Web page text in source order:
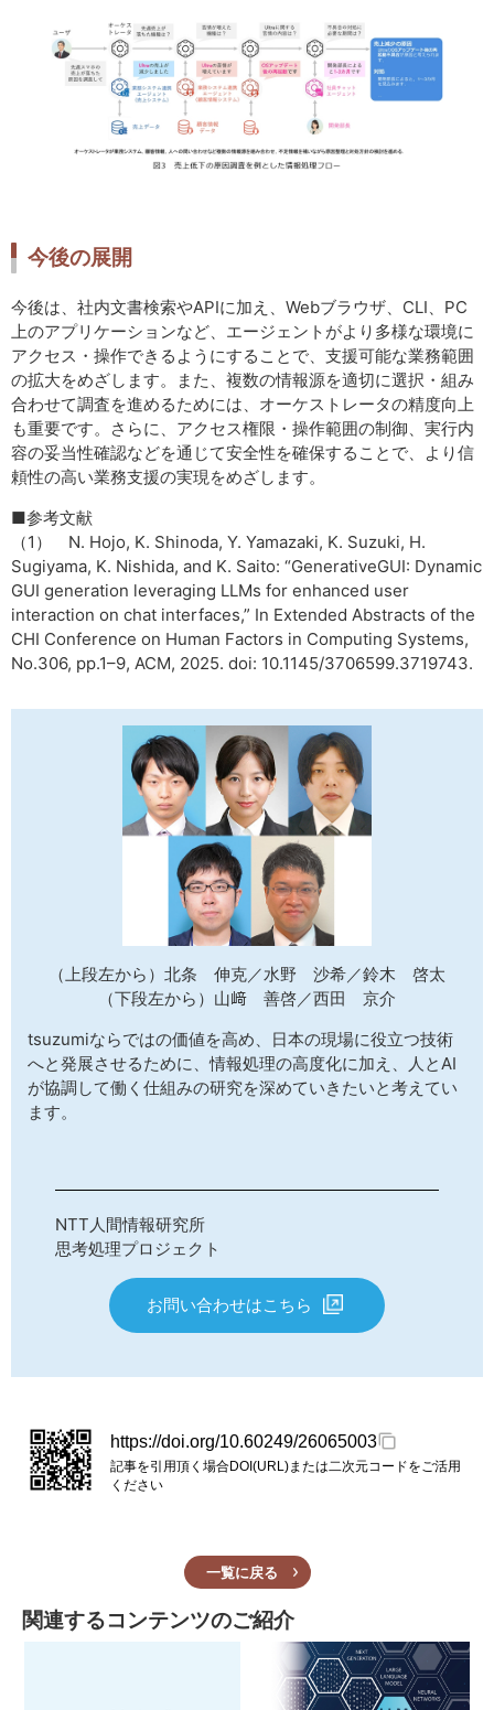
今後の展開
今後は、社内文書検索やAPIに加え、Webブラウザ、CLI、PC
上のアプリケーションなど、エージェントがより多様な環境に
アクセス・操作できるようにすることで、支援可能な業務範囲
の拡大をめざします。また、複数の情報源を適切に選択・組み
合わせて調査を進めるためには、オーケストレータの精度向上
も重要です。さらに、アクセス権限・操作範囲の制御、実行内
容の妥当性確認などを通じて安全性を確保することで、より信
頼性の高い業務支援の実現をめざします。
■参考文献
（1） N. Hojo, K. Shinoda, Y. Yamazaki, K. Suzuki, H.
Sugiyama, K. Nishida, and K. Saito: “GenerativeGUI: Dynamic
GUI generation leveraging LLMs for enhanced user
interaction on chat interfaces,” In Extended Abstracts of the
CHI Conference on Human Factors in Computing Systems,
No.306, pp.1–9, ACM, 2025. doi: 10.1145/3706599.3719743.
（上段左から）北条 伸克／水野 沙希／鈴木 啓太
（下段左から）山﨑 善啓／西田 京介
tsuzumiならではの価値を高め、日本の現場に役立つ技術
へと発展させるために、情報処理の高度化に加え、人とAI
が協調して働く仕組みの研究を深めていきたいと考えてい
ます。
NTT人間情報研究所
思考処理プロジェクト
お問い合わせはこちら
https://doi.org/10.60249/26065003
記事を引用頂く場合DOI(URL)または二次元コードをご活用
ください
一覧に戻る
関連するコンテンツのご紹介